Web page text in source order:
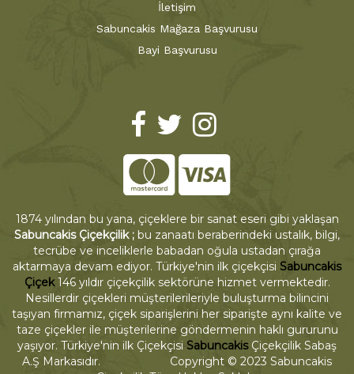
İletişim
Sabuncakis Mağaza Başvurusu
Bayi Başvurusu
1874 yılından bu yana, çiçeklere bir sanat eseri gibi yaklaşan
Sabuncakis Çiçekçilik ; bu zanaatı beraberindeki ustalık, bilgi,
tecrübe ve inceliklerle babadan oğula ustadan çırağa
aktarmaya devam ediyor. Türkiye'nin ilk çiçekçisi Sabuncakis
Çiçek146 yıldır çiçekçilik sektörüne hizmet vermektedir.
Nesillerdir çiçekleri müşterilerileriyle buluşturma bilincini
taşıyan firmamız, çiçek siparişlerini her siparişte aynı kalite ve
taze çiçekler ile müşterilerine göndermenin haklı gururunu
yaşıyor. Türkiye'nin ilk Çiçekçisi SabuncakisÇiçekçilik Sabaş
A.Ş Markasıdır. Copyright © 2023 Sabuncakis